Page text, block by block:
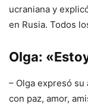
ucraniana y
en Rusia. Todos
Olga:
– Olga expresó
con paz, amor,